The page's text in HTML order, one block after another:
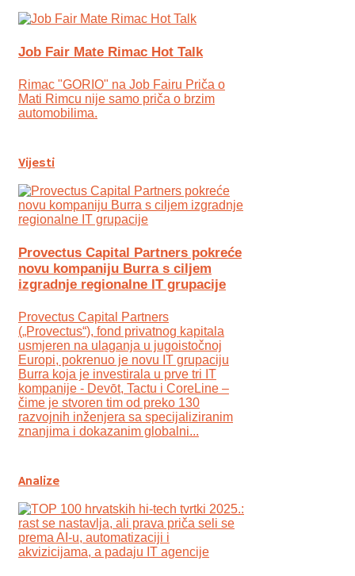
Job Fair Mate Rimac Hot Talk
Rimac "GORIO" na Job Fairu Priča o
Mati Rimcu nije samo priča o brzim
automobilima.
Vijesti
Provectus Capital Partners pokreće
novu kompaniju Burra s ciljem
izgradnje regionalne IT grupacije
Provectus Capital Partners
(„Provectus“), fond privatnog kapitala
usmjeren na ulaganja u jugoistočnoj
Europi, pokrenuo je novu IT grupaciju
Burra koja je investirala u prve tri IT
kompanije - Devōt, Tactu i CoreLine –
čime je stvoren tim od preko 130
razvojnih inženjera sa specijaliziranim
znanjima i dokazanim globalni...
Analize